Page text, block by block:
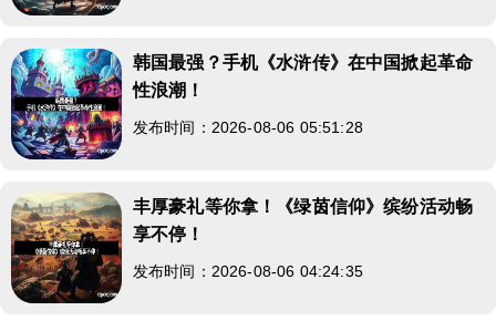
韩国最强？手机《水浒传》在中国掀起革命
性浪潮！
发布时间：2026-08-06 05:51:28
丰厚豪礼等你拿！《绿茵信仰》缤纷活动畅
享不停！
发布时间：2026-08-06 04:24:35